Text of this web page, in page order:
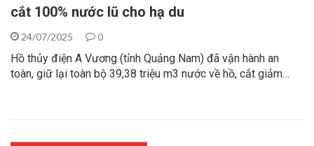
cắt 100% nước lũ cho hạ du
24/07/2025 0
Hồ thủy điện A Vương (tỉnh Quảng Nam) đã vận hành an
toàn, giữ lại toàn bộ 39,38 triệu m3 nước về hồ, cắt giảm…